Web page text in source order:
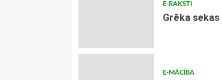
E-RAKSTI
Grēka sekas
E-MĀCĪBA